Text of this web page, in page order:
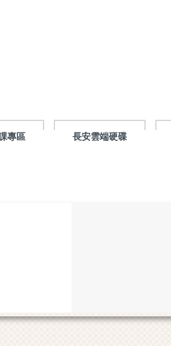
專區 長安雲端硬碟